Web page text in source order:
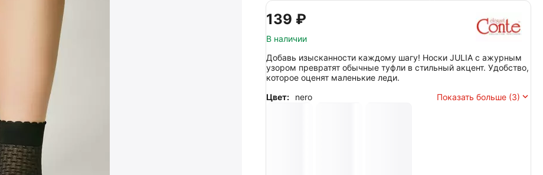
‍139‍ ₽
В наличии
Добавь изысканности каждому шагу! Носки JULIA с ажурным
узором превратят обычные туфли в стильный акцент. Удобство,
которое оценят маленькие леди.
Цвет:
nero Показать больше (3)